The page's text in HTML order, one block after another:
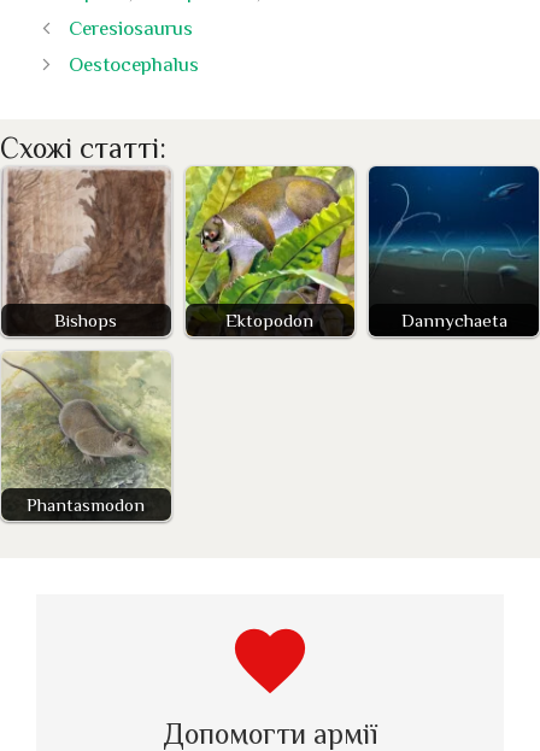
Ceresiosaurus
Oestocephalus
Схожі статті:
Bishops Ektopodon Dannychaeta
Phantasmodon
favorite
Допомогти армії